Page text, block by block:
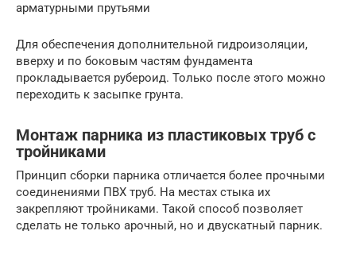
арматурными прутьями
Для обеспечения дополнительной гидроизоляции,
вверху и по боковым частям фундамента
прокладывается рубероид. Только после этого можно
переходить к засыпке грунта.
Монтаж парника из пластиковых труб с
тройниками
Принцип сборки парника отличается более прочными
соединениями ПВХ труб. На местах стыка их
закрепляют тройниками. Такой способ позволяет
сделать не только арочный, но и двускатный парник.